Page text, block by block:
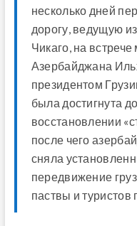
несколько дней
дорогу, ведущую
Чикаго, на
Азербайджана
президентом
была достигнута
восстановлении
после чего
сняла
передвижение
паствы и туристов